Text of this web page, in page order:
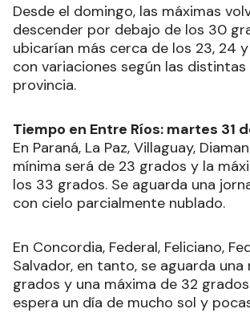
Desde el domingo, las máximas
descender por debajo de los 30
ubicarían más cerca de los 23, 24
con variaciones según las distintas
provincia.
Tiempo en Entre Ríos: martes 31
En Paraná, La Paz, Villaguay,
mínima será de 23 grados y la
los 33 grados. Se aguarda una
con cielo parcialmente nublado.
En Concordia, Federal, Feliciano,
Salvador, en tanto, se aguarda una
grados y una máxima de 32
espera un día de mucho sol y